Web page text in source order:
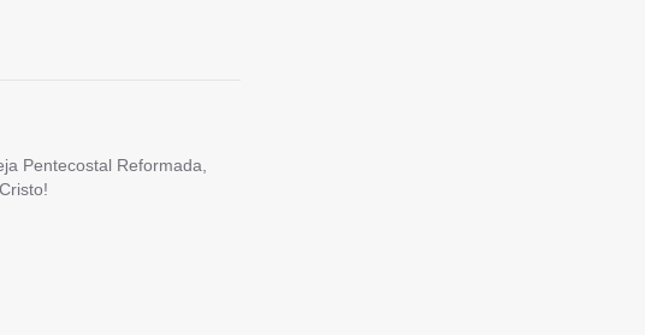
Pentecostal Reformada,